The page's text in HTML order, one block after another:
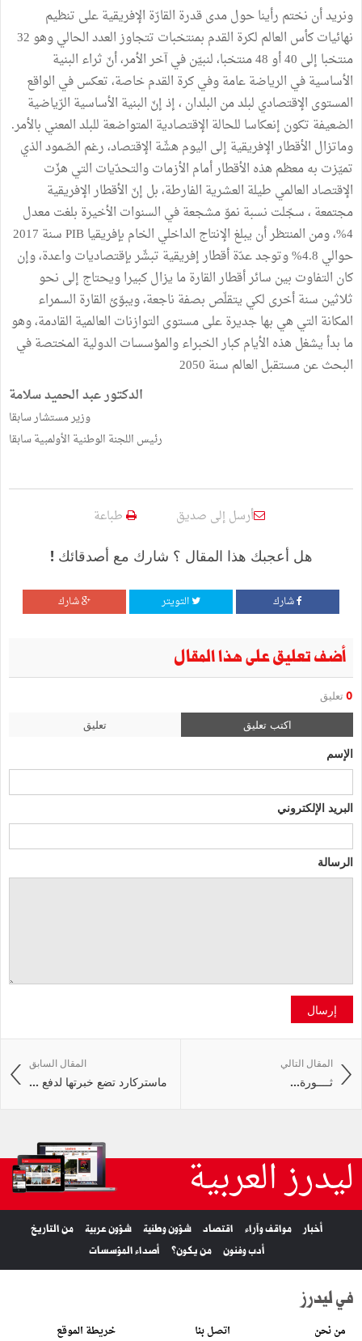
ونريد أن نختم رأينا حول مدى قدرة القارّة الإفريقية على تنظيم
نهائيات كأس العالم لكرة القدم بمنتخبات تتجاوز العدد الحالي وهو 32
منتخبا إلى 40 أو 48 منتخبا، لنبيّن في آخر الأمر، أنّ ثراء البنية
الأساسية في الرياضة عامة وفي كرة القدم خاصة، تعكس في الواقع
المستوى الإقتصادي لبلد من البلدان ، إذ إنّ البنية الأساسية الرّياضية
الضعيفة تكون إنعكاسا للحالة الإقتصادية المتواضعة للبلد المعني بالأمر.
وماتزال الأقطار الإفريقية إلى اليوم هشّة الإقتصاد، رغم الصّمود الذي
تميّزت به معظم هذه الأقطار أمام الأزمات والتحدّيات التي هزّت
الإقتصاد العالمي طيلة العشرية الفارطة، بل إنّ الأقطار الإفريقية
مجتمعة ، سجّلت نسبة نموّ مشجعة في السنوات الأخيرة بلغت معدل
4%، ومن المنتظر أن يبلغ الإنتاج الداخلي الخام بإفريقيا PIB سنة 2017
حوالي 4.8% وتوجد عدّة أقطار إفريقية تبشّر بإقتصاديات واعدة، وإن
كان التفاوت بين سائر أقطار القارة ما يزال كبيرا ويحتاج إلى نحو
ثلاثين سنة أخرى لكي يتقلّص بصفة ناجعة، ويبوّئ القارة السمراء
المكانة التي هي بها جديرة على مستوى التوازنات العالمية القادمة، وهو
ما بدأ يشغل هذه الأيام كبار الخبراء والمؤسسات الدولية المختصة في
البحث عن مستقبل العالم سنة 2050
الدكتور عبد الحميد سلامة
وزير مستشار سابقا
رئيس اللجنة الوطنية الأولمبية سابقا
أرسل إلى صديق طباعة
هل أعجبك هذا المقال ؟ شارك مع أصدقائك !
شارك التويتر شارك
أضف تعليق على هذا المقال
0 تعليق
اكتب تعليق تعليق
الإسم
البريد الإلكتروني
الرسالة
إرسال
المقال السابق
ماستركارد تضع خبرتها لدفع ...
المقال التالي
ثــــورة‭ ...
ليدرز العربية
أخبار مواقف وآراء اقتصاد شؤون وطنية شؤون عربية
من التاريخ
أدب وفنون
من يكون؟ أصداء المؤسسات
في ليدرز
من نحن اتصل بنا خريطة الموقع